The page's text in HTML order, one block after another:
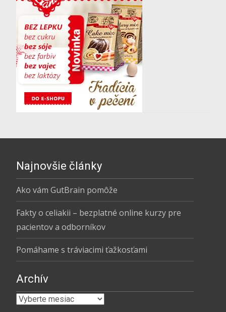
Najnovšie články
Ako vám GutBrain pomôže
Fakty o celiakii – bezplatné online kurzy pre
pacientov a odborníkov
Pomáhame s tráviacimi ťažkosťami
Archív
Archív